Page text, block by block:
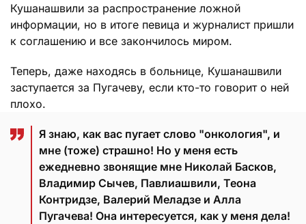
Кушанашвили за распространение ложной
информации, но в итоге певица и журналист пришли
к соглашению и все закончилось миром.
Теперь, даже находясь в больнице, Кушанашвили
заступается за Пугачеву, если кто-то говорит о ней
плохо.
Я знаю, как вас пугает слово "онкология", и
мне (тоже) страшно! Но у меня есть
ежедневно звонящие мне Николай Басков,
Владимир Сычев, Павлиашвили, Теона
Контридзе, Валерий Меладзе и Алла
Пугачева! Она интересуется, как у меня дела!